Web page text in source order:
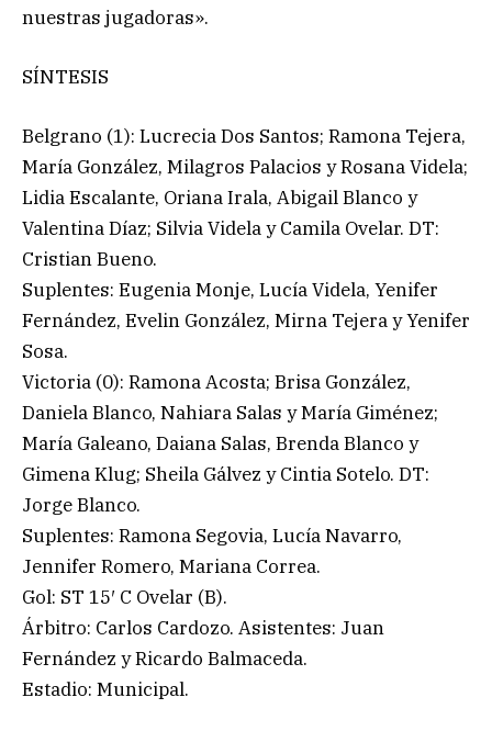
nuestras jugadoras».
SÍNTESIS
Belgrano (1): Lucrecia Dos Santos; Ramona Tejera,
María González, Milagros Palacios y Rosana Videla;
Lidia Escalante, Oriana Irala, Abigail Blanco y
Valentina Díaz; Silvia Videla y Camila Ovelar. DT:
Cristian Bueno.
Suplentes: Eugenia Monje, Lucía Videla, Yenifer
Fernández, Evelin González, Mirna Tejera y Yenifer
Sosa.
Victoria (0): Ramona Acosta; Brisa González,
Daniela Blanco, Nahiara Salas y María Giménez;
María Galeano, Daiana Salas, Brenda Blanco y
Gimena Klug; Sheila Gálvez y Cintia Sotelo. DT:
Jorge Blanco.
Suplentes: Ramona Segovia, Lucía Navarro,
Jennifer Romero, Mariana Correa.
Gol: ST 15′ C Ovelar (B).
Árbitro: Carlos Cardozo. Asistentes: Juan
Fernández y Ricardo Balmaceda.
Estadio: Municipal.